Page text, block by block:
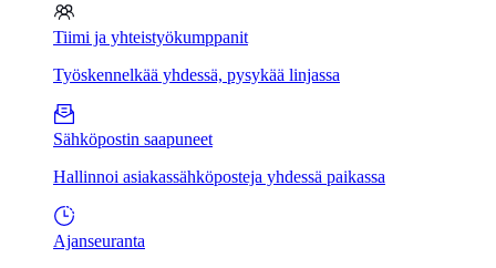
Tiimi ja yhteistyökumppanit
Työskennelkää yhdessä, pysykää linjassa
Sähköpostin saapuneet
Hallinnoi asiakassähköposteja yhdessä paikassa
Ajanseuranta